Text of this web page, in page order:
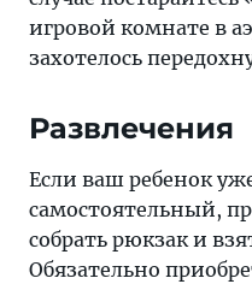
игровой комнате в
захотелось
Развлечения
Если ваш ребенок
самостоятельный,
собрать рюкзак и
Обязательно